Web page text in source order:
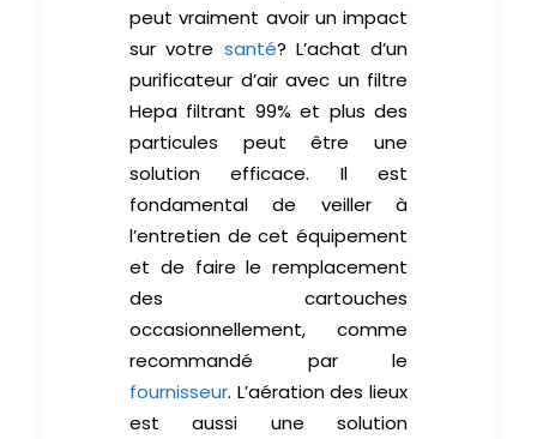
peut vraiment avoir un impact
sur votre santé? L’achat d’un
purificateur d’air avec un filtre
Hepa filtrant 99% et plus des
particules peut être une
solution efficace. Il est
fondamental de veiller à
l’entretien de cet équipement
et de faire le remplacement
des cartouches
occasionnellement, comme
recommandé par le
fournisseur. L’aération des lieux
est aussi une solution